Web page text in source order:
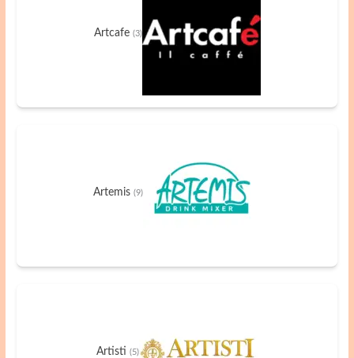
Artcafe (3)
Artemis (9)
Artisti (5)